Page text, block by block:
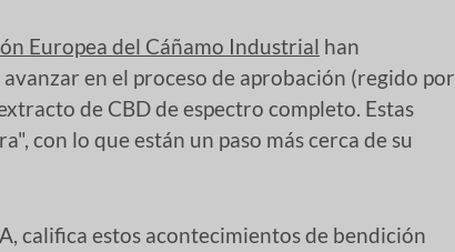
Europea del Cáñamo Industrial han
en el proceso de aprobación (regido por
de CBD de espectro completo. Estas
con lo que están un paso más cerca de su
califica estos acontecimientos de bendición